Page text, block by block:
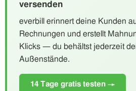
versenden
everbill erinnert deine Kunden
Rechnungen und erstellt
Klicks — du behältst jederzeit
Außenstände.
14 Tage gratis testen →